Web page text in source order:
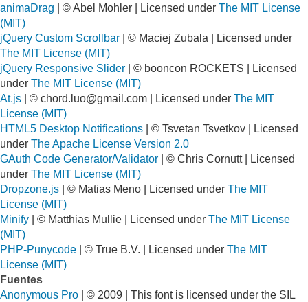
animaDrag | © Abel Mohler | Licensed under The MIT License
(MIT)
jQuery Custom Scrollbar | © Maciej Zubala | Licensed under
The MIT License (MIT)
jQuery Responsive Slider | © booncon ROCKETS | Licensed
under The MIT License (MIT)
At.js | © chord.luo@gmail.com | Licensed under The MIT
License (MIT)
HTML5 Desktop Notifications | © Tsvetan Tsvetkov | Licensed
under The Apache License Version 2.0
GAuth Code Generator/Validator | © Chris Cornutt | Licensed
under The MIT License (MIT)
Dropzone.js | © Matias Meno | Licensed under The MIT
License (MIT)
Minify | © Matthias Mullie | Licensed under The MIT License
(MIT)
PHP-Punycode | © True B.V. | Licensed under The MIT
License (MIT)
Fuentes
Anonymous Pro | © 2009 | This font is licensed under the SIL